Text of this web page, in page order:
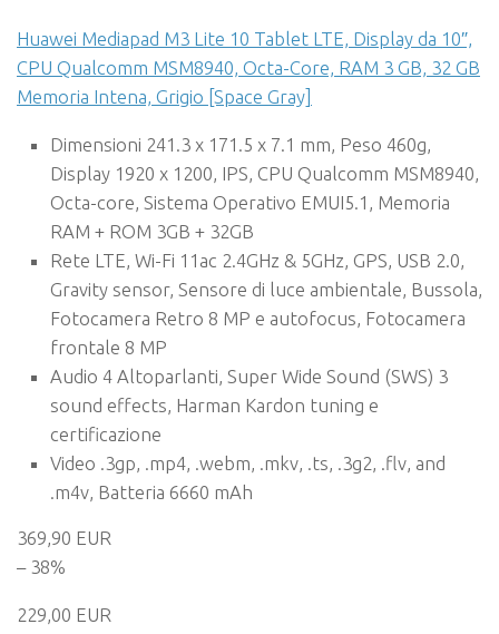
Huawei Mediapad M3 Lite 10 Tablet LTE, Display da 10″,
CPU Qualcomm MSM8940, Octa-Core, RAM 3 GB, 32 GB
Memoria Intena, Grigio [Space Gray]
Dimensioni 241.3 x 171.5 x 7.1 mm, Peso 460g,
Display 1920 x 1200, IPS, CPU Qualcomm MSM8940,
Octa-core, Sistema Operativo EMUI5.1, Memoria
RAM + ROM 3GB + 32GB
Rete LTE, Wi-Fi 11ac 2.4GHz & 5GHz, GPS, USB 2.0,
Gravity sensor, Sensore di luce ambientale, Bussola,
Fotocamera Retro 8 MP e autofocus, Fotocamera
frontale 8 MP
Audio 4 Altoparlanti, Super Wide Sound (SWS) 3
sound effects, Harman Kardon tuning e
certificazione
Video .3gp, .mp4, .webm, .mkv, .ts, .3g2, .flv, and
.m4v, Batteria 6660 mAh
369,90 EUR
– 38%
229,00 EUR